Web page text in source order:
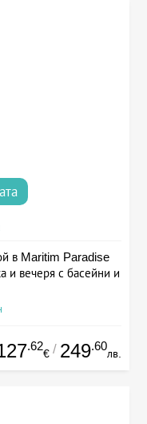
в Maritim Paradise
и вечеря с басейни и
.62
€ / 249.60
лв.